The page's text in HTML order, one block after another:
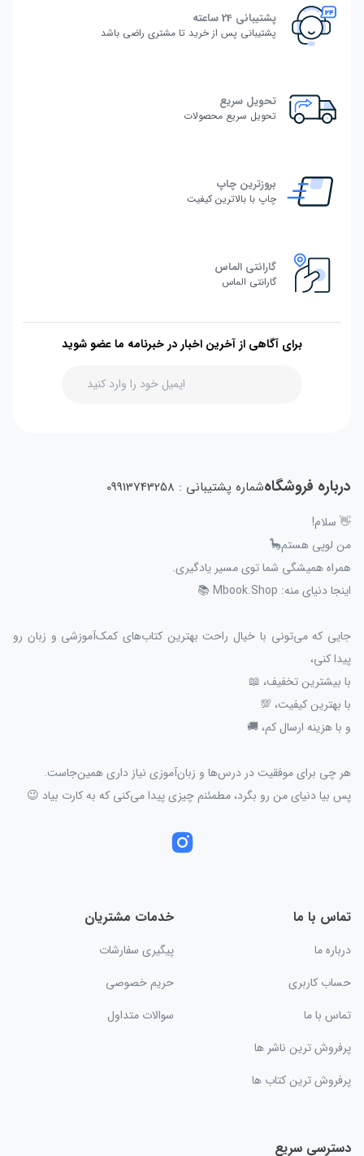
پشتیبانی 24 ساعته
پشتیبانی پس از خرید تا مشتری راضی باشد
تحویل سریع
تحویل سریع محصولات
بروزترین چاپ
چاپ با بالاترین کیفیت
گارانتی الماس
گارانتی الماس
برای آگاهی از آخرین اخبار در خبرنامه ما عضو شوید
درباره فروشگاهشماره پشتیبانی : 09913743258
👋 سلام!
من لوپی هستم🦕
همراه همیشگی شما توی مسیر یادگیری.
اینجا دنیای منه: Mbook.Shop 📚
جایی که می‌تونی با خیال راحت بهترین کتاب‌های کمک‌آموزشی و زبان رو
پیدا کنی،
با بیشترین تخفیف، 📖
با بهترین کیفیت، 💯
و با هزینه ارسال کم، 🚚
هر چی برای موفقیت در درس‌ها و زبان‌آموزی نیاز داری همین‌جاست.
پس بیا دنیای من رو بگرد، مطمئنم چیزی پیدا می‌کنی که به کارت بیاد 😉
تماس با ما
درباره ما
حساب کاربری
تماس با ما
پرفروش ترین ناشر ها
پرفروش ترین کتاب ها
خدمات مشتریان
پیگیری سفارشات
حریم خصوصی
سوالات متداول
دسترسی سریع